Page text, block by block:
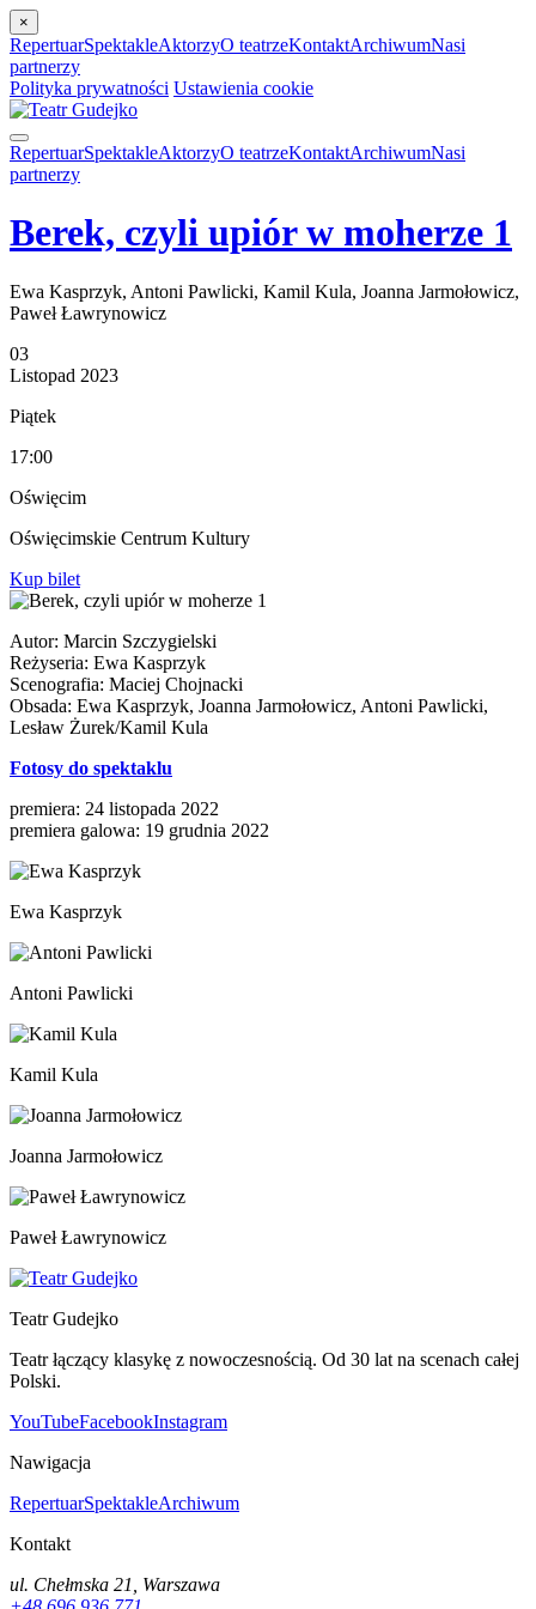
×
RepertuarSpektakleAktorzyO teatrzeKontaktArchiwumNasi
partnerzy
Polityka prywatności Ustawienia cookie
RepertuarSpektakleAktorzyO teatrzeKontaktArchiwumNasi
partnerzy
Berek, czyli upiór w moherze 1
Ewa Kasprzyk, Antoni Pawlicki, Kamil Kula, Joanna Jarmołowicz,
Paweł Ławrynowicz
03
Listopad 2023
Piątek
17:00
Oświęcim
Oświęcimskie Centrum Kultury
Kup bilet
Autor: Marcin Szczygielski
Reżyseria: Ewa Kasprzyk
Scenografia: Maciej Chojnacki
Obsada: Ewa Kasprzyk, Joanna Jarmołowicz, Antoni Pawlicki,
Lesław Żurek/Kamil Kula
Fotosy do spektaklu
premiera: 24 listopada 2022
premiera galowa: 19 grudnia 2022
Ewa Kasprzyk
Antoni Pawlicki
Kamil Kula
Joanna Jarmołowicz
Paweł Ławrynowicz
Teatr Gudejko
Teatr łączący klasykę z nowoczesnością. Od 30 lat na scenach całej
Polski.
YouTubeFacebookInstagram
Nawigacja
RepertuarSpektakleArchiwum
Kontakt
ul. Chełmska 21, Warszawa